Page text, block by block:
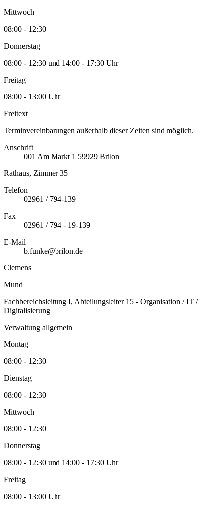
Mittwoch
08:00 - 12:30
Donnerstag
08:00 - 12:30 und 14:00 - 17:30 Uhr
Freitag
08:00 - 13:00 Uhr
Freitext
Terminvereinbarungen außerhalb dieser Zeiten sind möglich.
Anschrift
001 Am Markt 1 59929 Brilon
Rathaus, Zimmer 35
Telefon
02961 / 794-139
Fax
02961 / 794 - 19-139
E-Mail
b.funke@brilon.de
Clemens
Mund
Fachbereichsleitung I, Abteilungsleiter 15 - Organisation / IT /
Digitalisierung
Verwaltung allgemein
Montag
08:00 - 12:30
Dienstag
08:00 - 12:30
Mittwoch
08:00 - 12:30
Donnerstag
08:00 - 12:30 und 14:00 - 17:30 Uhr
Freitag
08:00 - 13:00 Uhr